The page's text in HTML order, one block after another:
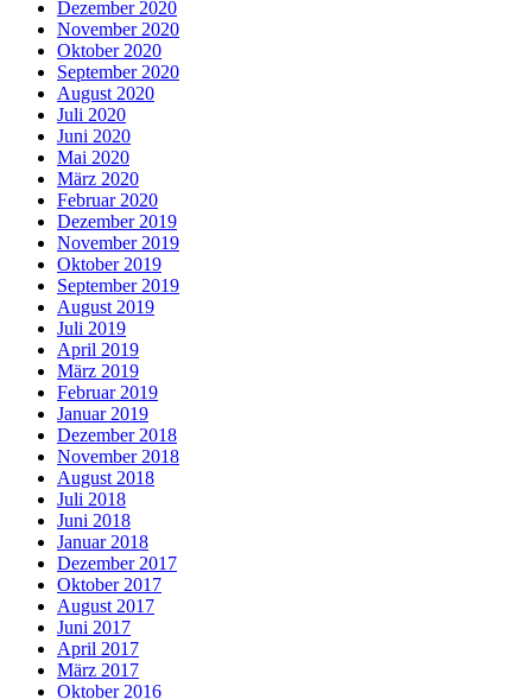
Dezember 2020
November 2020
Oktober 2020
September 2020
August 2020
Juli 2020
Juni 2020
Mai 2020
März 2020
Februar 2020
Dezember 2019
November 2019
Oktober 2019
September 2019
August 2019
Juli 2019
April 2019
März 2019
Februar 2019
Januar 2019
Dezember 2018
November 2018
August 2018
Juli 2018
Juni 2018
Januar 2018
Dezember 2017
Oktober 2017
August 2017
Juni 2017
April 2017
März 2017
Oktober 2016